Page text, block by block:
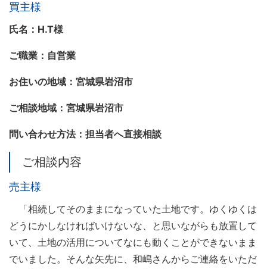
買主様
氏名：H.T様
ご職業：自営業
お住いの地域：宮城県岩沼市
ご相談地域：宮城県岩沼市
問い合わせ方法：担当者へ直接相談
ご相談内容
売主様
「相続してそのままになっていた土地です。ゆくゆくは
どうにかしなければいけないな、と思いながらも放置して
いて、土地の活用についてなにも動くことができないまま
でいました。そんな矢先に、和嶋さんからご連絡をいただ